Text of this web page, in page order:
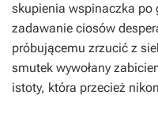
skupienia wspinaczka po
zadawanie ciosów
próbującemu zrzucić z
smutek wywołany
istoty, która przecież